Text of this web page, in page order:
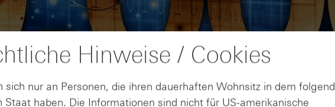
Hinweise / Cookies
sich nur an Personen, die ihren dauerhaften Wohnsitz in dem folgend
Staat haben. Die Informationen sind nicht für US-amerikanische